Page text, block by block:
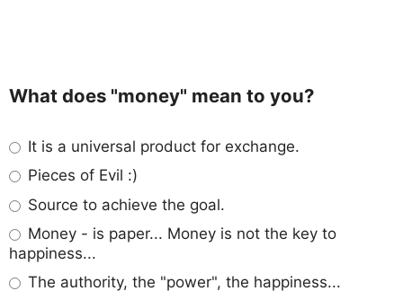
What does "money" mean to you?
It is a universal product for exchange.
Pieces of Evil :)
Source to achieve the goal.
Money - is paper... Money is not the key to
happiness...
The authority, the "power", the happiness...